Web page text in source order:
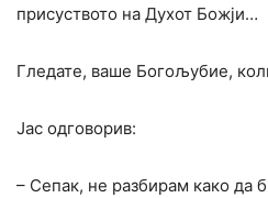
присуството на Духот Божји…
Гледате, ваше Богољубие,
Јас одговорив:
– Сепак, не разбирам како да